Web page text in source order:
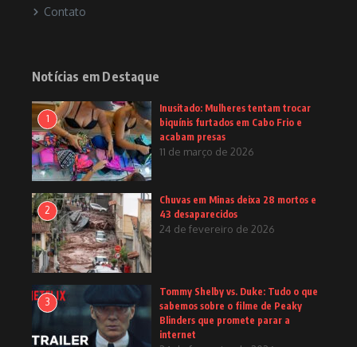
Contato
Notícias em Destaque
1
Inusitado: Mulheres tentam trocar
biquínis furtados em Cabo Frio e
acabam presas
11 de março de 2026
2
Chuvas em Minas deixa 28 mortos e
43 desaparecidos
24 de fevereiro de 2026
3
Tommy Shelby vs. Duke: Tudo o que
sabemos sobre o filme de Peaky
Blinders que promete parar a
internet